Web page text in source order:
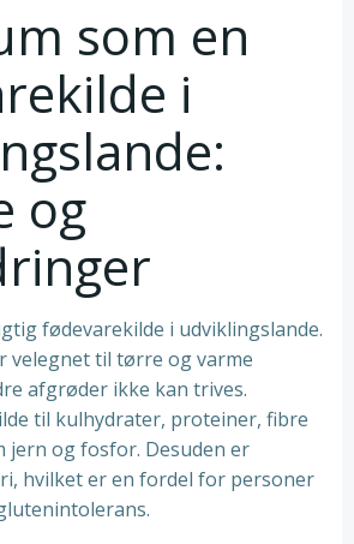
som en
i
og
fødevarekilde i udviklingslande.
velegnet til tørre og varme
afgrøder ikke kan trives.
til kulhydrater, proteiner, fibre
jern og fosfor. Desuden er
hvilket er en fordel for personer